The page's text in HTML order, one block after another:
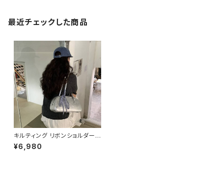
最近チェックした商品
キルティング リボンショルダーバ
ッグ ハンドバッグ レディース バ
ッグ 韓国風 シルバー 光沢感 コ
¥6,980